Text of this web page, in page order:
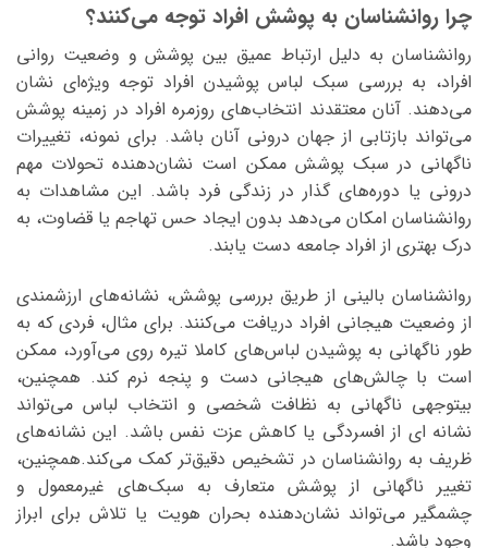
چرا روانشناسان به پوشش افراد توجه می‌کنند؟
روانشناسان به دلیل ارتباط عمیق بین پوشش و وضعیت روانی
افراد، به بررسی سبک لباس پوشیدن افراد توجه ویژه‌ای نشان
می‌دهند. آنان معتقدند انتخاب‌های روزمره افراد در زمینه پوشش
می‌تواند بازتابی از جهان درونی آنان باشد. برای نمونه، تغییرات
ناگهانی در سبک پوشش ممکن است نشان‌دهنده تحولات مهم
درونی یا دوره‌های گذار در زندگی فرد باشد. این مشاهدات به
روانشناسان امکان می‌دهد بدون ایجاد حس تهاجم یا قضاوت، به
درک بهتری از افراد جامعه دست یابند.
روانشناسان بالینی از طریق بررسی پوشش، نشانه‌های ارزشمندی
از وضعیت هیجانی افراد دریافت می‌کنند. برای مثال، فردی که به
طور ناگهانی به پوشیدن لباس‌های کاملا تیره روی می‌آورد، ممکن
است با چالش‌های هیجانی دست و پنجه نرم کند. همچنین،
بیتوجهی ناگهانی به نظافت شخصی و انتخاب لباس می‌تواند
نشانه ای از افسردگی یا کاهش عزت نفس باشد. این نشانه‌های
ظریف به روانشناسان در تشخیص دقیق‌تر کمک می‌کند.همچنین،
تغییر ناگهانی از پوشش متعارف به سبک‌های غیرمعمول و
چشمگیر می‌تواند نشان‌دهنده بحران هویت یا تلاش برای ابراز
وجود باشد.